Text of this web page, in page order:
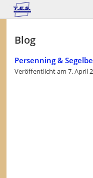
Blog
Persenning &
Veröffentlicht am7. April